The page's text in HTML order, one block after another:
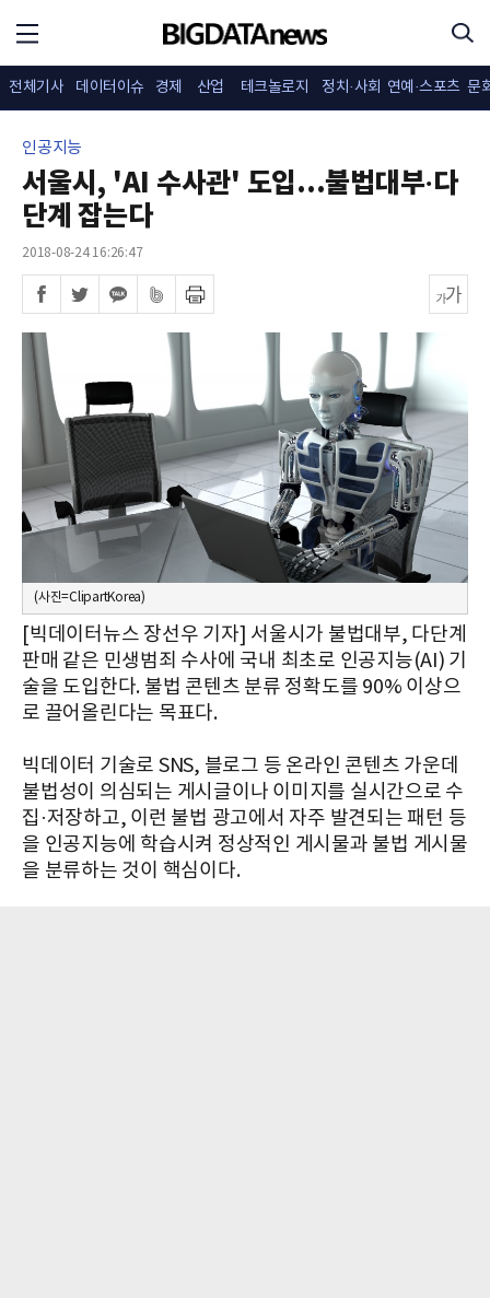
전체기사 데이터이슈 경제 산업 테크놀로지 정치·사회 연예·스포츠 문
인공지능
서울시, 'AI 수사관' 도입...불법대부·다
단계 잡는다
2018-08-24 16:26:47
(사진=ClipartKorea)
[빅데이터뉴스 장선우 기자] 서울시가 불법대부, 다단계
판매 같은 민생범죄 수사에 국내 최초로 인공지능(AI) 기
술을 도입한다. 불법 콘텐츠 분류 정확도를 90% 이상으
로 끌어올린다는 목표다.
빅데이터 기술로 SNS, 블로그 등 온라인 콘텐츠 가운데
불법성이 의심되는 게시글이나 이미지를 실시간으로 수
집·저장하고, 이런 불법 광고에서 자주 발견되는 패턴 등
을 인공지능에 학습시켜 정상적인 게시물과 불법 게시물
을 분류하는 것이 핵심이다.